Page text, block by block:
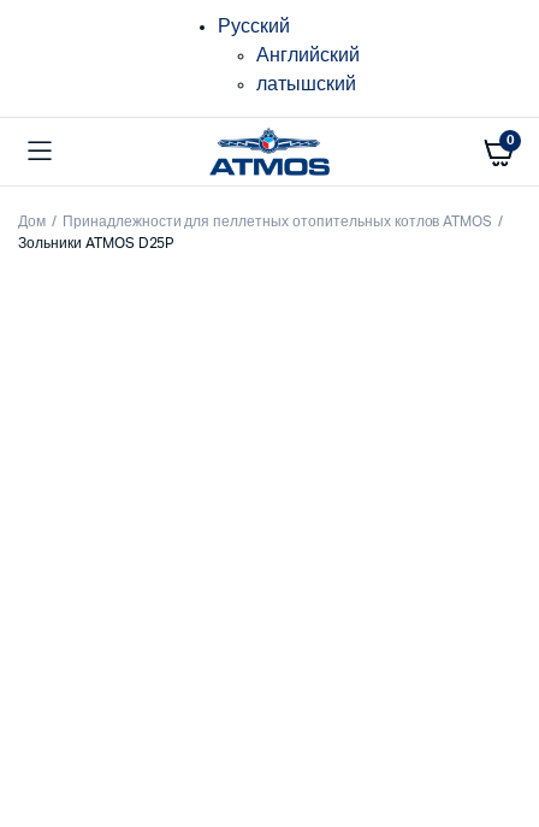
Русский
Английский
латышский
0
Дом
Принадлежности для пеллетных отопительных котлов ATMOS
Зольники ATMOS D25P